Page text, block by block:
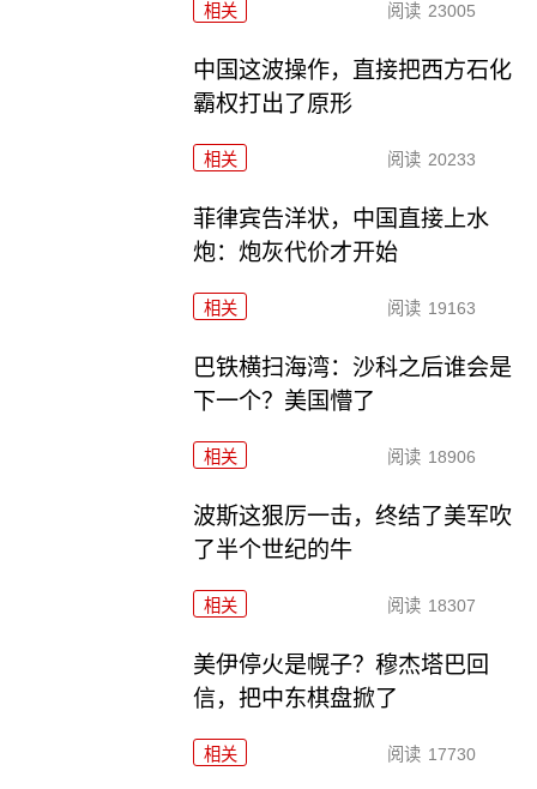
相关 阅读 23005
中国这波操作，直接把西方石化
霸权打出了原形
相关 阅读 20233
菲律宾告洋状，中国直接上水
炮：炮灰代价才开始
相关 阅读 19163
巴铁横扫海湾：沙科之后谁会是
下一个？美国懵了
相关 阅读 18906
波斯这狠厉一击，终结了美军吹
了半个世纪的牛
相关 阅读 18307
美伊停火是幌子？穆杰塔巴回
信，把中东棋盘掀了
相关 阅读 17730